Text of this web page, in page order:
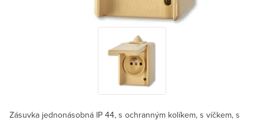
Zásuvka jednonásobná IP 44, s ochranným kolíkem, s víčkem, s